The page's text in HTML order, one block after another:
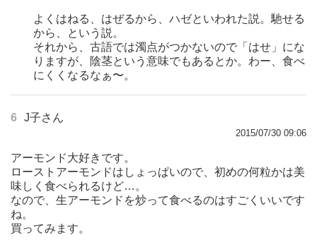
よくはねる、はぜるから、ハゼといわれた説。馳せる
から、という説。
それから、古語では濁点がつかないので「はせ」にな
りますが、陰茎という意味でもあるとか。わー、食べ
にくくなるなぁ〜。
6 J子さん
2015/07/30 09:06
アーモンド大好きです。
ローストアーモンドはしょっぱいので、初めの何粒かは美
味しく食べられるけど…。
なので、生アーモンドを炒って食べるのはすごくいいです
ね。
買ってみます。